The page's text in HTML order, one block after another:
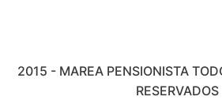
2015 - MAREA PENSIONISTA
RESERVADOS